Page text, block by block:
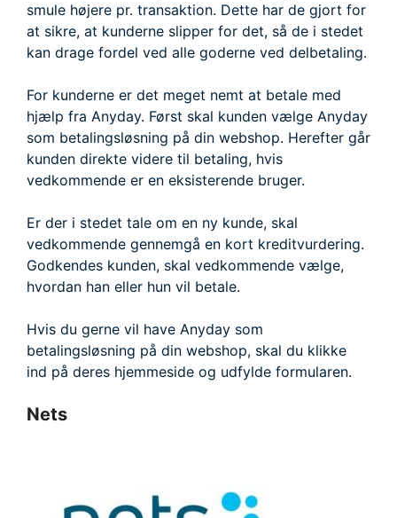
smule højere pr. transaktion. Dette har de gjort for
at sikre, at kunderne slipper for det, så de i stedet
kan drage fordel ved alle goderne ved delbetaling.
For kunderne er det meget nemt at betale med
hjælp fra Anyday. Først skal kunden vælge Anyday
som betalingsløsning på din webshop. Herefter går
kunden direkte videre til betaling, hvis
vedkommende er en eksisterende bruger.
Er der i stedet tale om en ny kunde, skal
vedkommende gennemgå en kort kreditvurdering.
Godkendes kunden, skal vedkommende vælge,
hvordan han eller hun vil betale.
Hvis du gerne vil have Anyday som
betalingsløsning på din webshop, skal du klikke
ind på deres hjemmeside og udfylde formularen.
Nets